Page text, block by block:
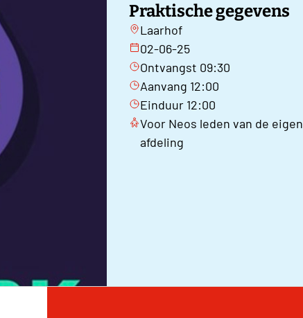
Praktische gegevens
Laarhof
02-06-25
Ontvangst 09:30
Aanvang 12:00
Einduur 12:00
Voor Neos leden van de eigen
afdeling